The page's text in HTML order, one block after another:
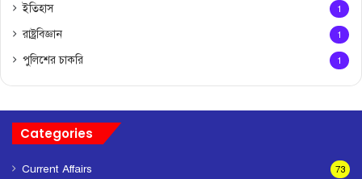
ইতিহাস 1
রাষ্ট্রবিজ্ঞান 1
পুলিশের চাকরি 1
Categories
Current Affairs 73